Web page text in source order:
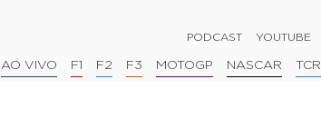
PODCAST YOUTUBE
AO VIVO F1 F2 F3 MOTOGP NASCAR TCR